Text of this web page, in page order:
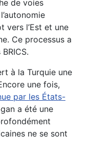
de voies
vers l’Est et une
Ce processus a
à la Turquie une
une fois,
par les États-
a été une
ne se sont